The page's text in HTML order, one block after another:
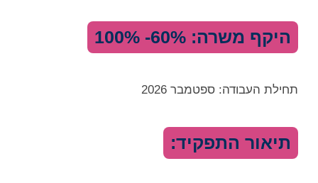
היקף משרה: 60%- 100%
תחילת העבודה: ספטמבר 2026
תיאור התפקיד: